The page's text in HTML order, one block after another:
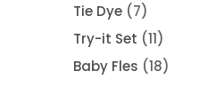
Tie Dye (7)
Try-it Set (11)
Baby Fles (18)